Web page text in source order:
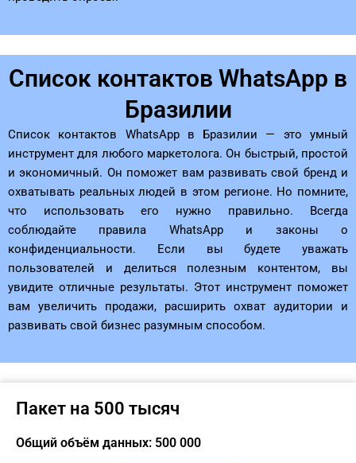
Список контактов WhatsApp в
Бразилии
Список контактов WhatsApp в Бразилии — это умный
инструмент для любого маркетолога. Он быстрый, простой
и экономичный. Он поможет вам развивать свой бренд и
охватывать реальных людей в этом регионе. Но помните,
что использовать его нужно правильно. Всегда
соблюдайте правила WhatsApp и законы о
конфиденциальности. Если вы будете уважать
пользователей и делиться полезным контентом, вы
увидите отличные результаты. Этот инструмент поможет
вам увеличить продажи, расширить охват аудитории и
развивать свой бизнес разумным способом.
Пакет на 500 тысяч
Общий объём данных: 500 000